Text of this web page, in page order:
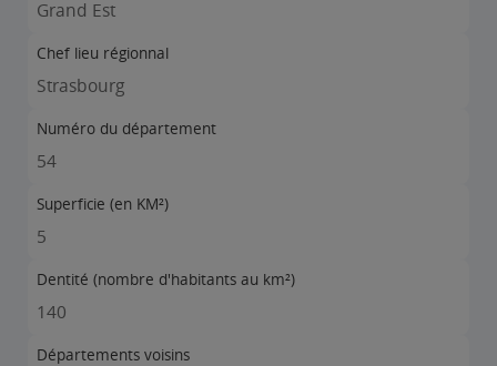
Grand Est
Chef lieu régionnal
Strasbourg
Numéro du département
54
Superficie (en KM²)
5
Dentité (nombre d'habitants au km²)
140
Départements voisins